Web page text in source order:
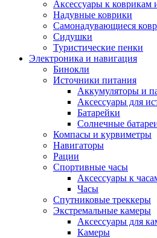
Аксессуары к коврикам
Надувные коврики
Самонадувающиеся
Сидушки
Туристические пенки
Электроника и навигация
Бинокли
Источники питания
Аккумуляторы и
Аксессуары для
Батарейки
Солнечные
Компасы и курвиметры
Навигаторы
Рации
Спортивные часы
Аксессуары к
Часы
Спутниковые треккеры
Экстремальные камеры
Аксессуары для
Камеры